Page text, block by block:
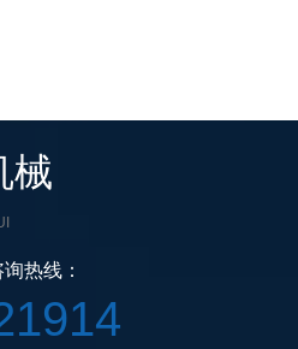
械
热线：